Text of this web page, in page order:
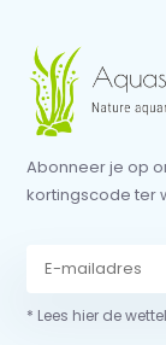
Abonneer je op
kortingscode ter
* Lees hier de